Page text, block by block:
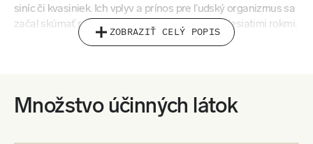
siníc či kvasiniek. Ich vplyv a prínos pre ľudský organizmus sa
začal skúmať relatívne nedávno, asi pred šesťdesiatimi rokmi.
Napriek tomu sú v súčasnosti najlepšie preskúmanou látkou
zastáva v našom tele funkciu trénera.
ZOBRAZIŤ CELÝ POPIS
Množstvo účinných látok